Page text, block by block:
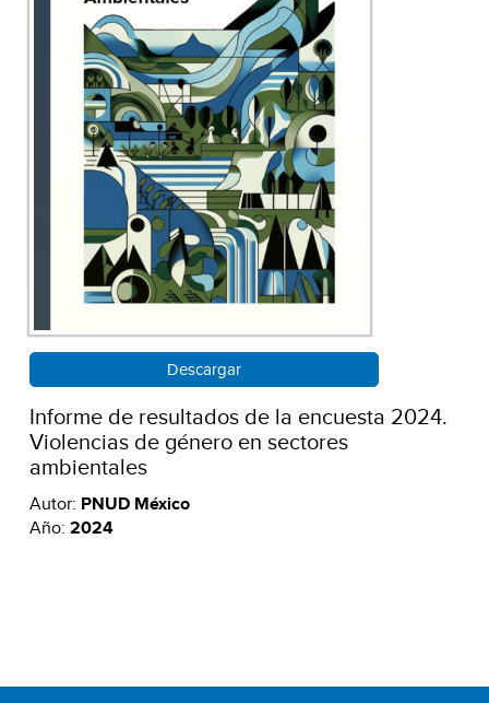
Descargar
Informe de resultados de la encuesta 2024.
Violencias de género en sectores
ambientales
Autor: PNUD México
Año: 2024